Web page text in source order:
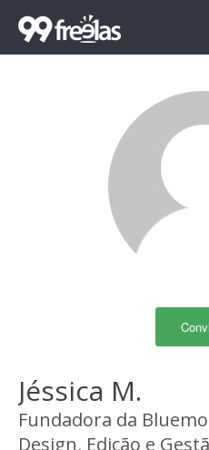
Jéssica M.
Fundadora da
Design, Edição e